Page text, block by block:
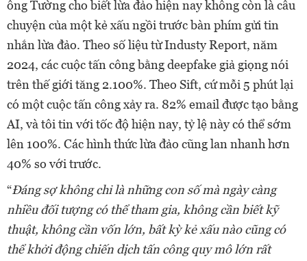
ông Tường cho biết lừa đảo hiện nay không còn là câu
chuyện của một kẻ xấu ngồi trước bàn phím gửi tin
nhắn lừa đảo. Theo số liệu từ Industy Report, năm
2024, các cuộc tấn công bằng deepfake giả giọng nói
trên thế giới tăng 2.100%. Theo Sift, cứ mỗi 5 phút lại
có một cuộc tấn công xảy ra. 82% email được tạo bằng
AI, và tôi tin với tốc độ hiện nay, tỷ lệ này có thể sớm
lên 100%. Các hình thức lừa đảo cũng lan nhanh hơn
40% so với trước.
“Đáng sợ không chỉ là những con số mà ngày càng
nhiều đối tượng có thể tham gia, không cần biết kỹ
thuật, không cần vốn lớn, bất kỳ kẻ xấu nào cũng có
thể khởi động chiến dịch tấn công quy mô lớn rất